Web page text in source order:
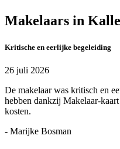
Makelaars in
Kritische en eerlijke begeleiding
26 juli 2026
De makelaar was kritisch en
hebben dankzij Makelaar-
kosten.
- Marijke Bosman